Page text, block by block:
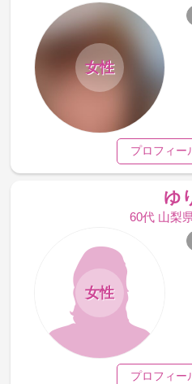
女性
プロフィー
ゆ
60代 山梨
女性
プロフィー